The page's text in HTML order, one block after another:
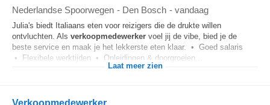
Nederlandse Spoorwegen - Den Bosch - vandaag
Julia's biedt Italiaans eten voor reizigers die de drukte willen
ontvluchten. Als verkoopmedewerker voel jij de vibe, bied je de
beste service en maak je het lekkerste eten klaar. • Goed salaris
• Flexibele werktijden • Opleidingen & doorgroeien...
Laat meer zien
Verkoopmedewerker